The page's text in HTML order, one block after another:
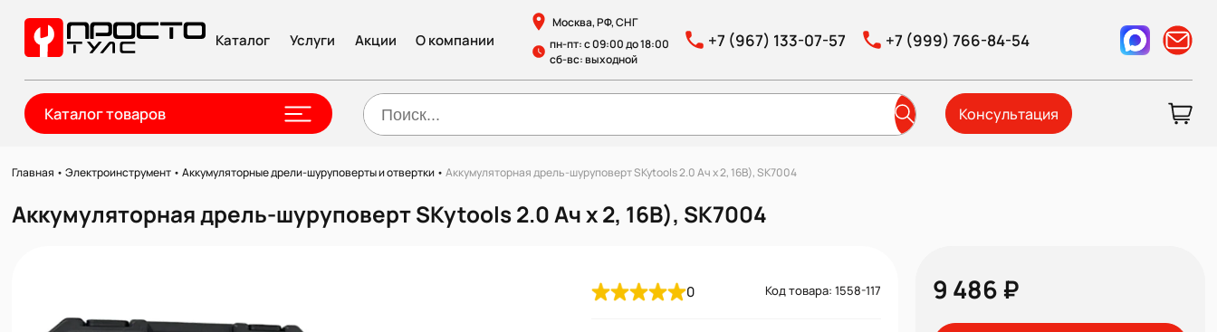
Каталог Услуги Акции О компании
Москва, РФ, СНГ
пн-пт: с 09:00 до 18:00
сб-вс: выходной
+7 (967) 133-07-57 +7 (999) 766-84-54
Каталог товаров Консультация
Главная •Электроинструмент •Аккумуляторные дрели-шуруповерты и отвертки •Аккумуляторная дрель-шуруповерт SKytools 2.0 Ач х 2, 16В), SK7004
Аккумуляторная дрель-шуруповерт SKytools 2.0 Ач х 2, 16В), SK7004
0 Код товара: 1558-117 9 486 ₽